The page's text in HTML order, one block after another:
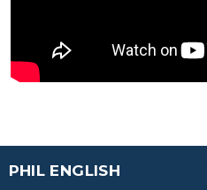
PHIL ENGLISH